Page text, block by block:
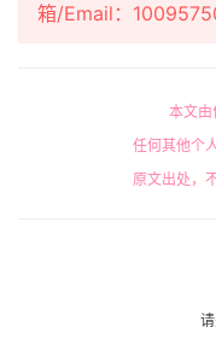
箱/Email：
本文由
任何其他个
原文出处，